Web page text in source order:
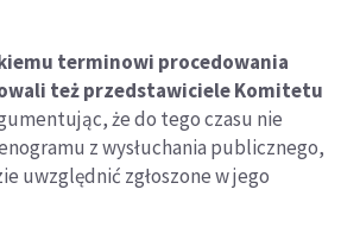
terminowi procedowania
też przedstawiciele Komitetu
że do tego czasu nie
z wysłuchania publicznego,
uwzględnić zgłoszone w jego